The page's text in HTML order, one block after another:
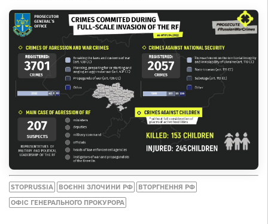
STOPRUSSIA ВОЄННІ ЗЛОЧИНИ РФ ВТОРГНЕННЯ РФ
ОФІС ГЕНЕРАЛЬНОГО ПРОКУРОРА